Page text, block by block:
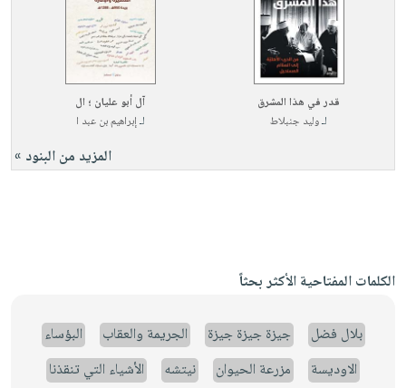
قدر في هذا المشرق
لـوليد جنبلاط
آل أبو عليان ؛ ال
لـإبراهيم بن عبد ا
المزيد من البنود »
الكلمات المفتاحية الأكثر بحثاً
بلال فضل جيزة جيزة جيزة الجريمة والعقاب
البؤساء
الاوديسة
مزرعة الحيوان نيتشه
الأشياء التي تنقذنا